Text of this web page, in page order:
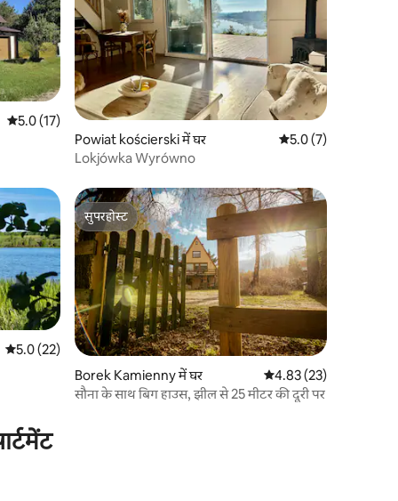
औसत रेटिंग 5 में से 5.0, 17 समीक्षाएँ
5.0 (17)
Powiat kościerski में घर औसत रेटिंग 5 में से 5.0,
5.0 (7)
Lokjówka Wyrówno
औसत रेटिंग 5 में से 5.0, 22 समीक्षाएँ
5.0 (22)
सुपरहोस्ट
सुपरहोस्ट
Borek Kamienny में घर औसत रेटिंग 5 में से 4.83,
4.83 (23)
सौना के साथ बिग हाउस, झील से 25 मीटर की दूरी पर